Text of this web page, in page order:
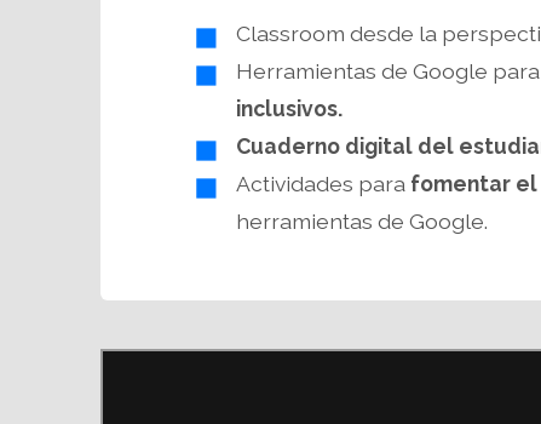
Classroom desde la
Herramientas de Google
inclusivos.
Cuaderno digital del
Actividades para fomentar el
herramientas de Google.